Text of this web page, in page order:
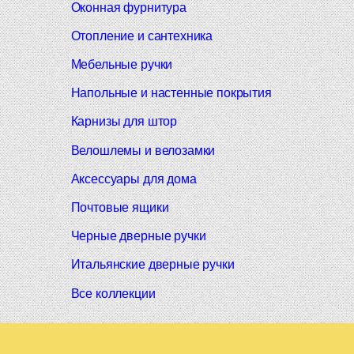
Оконная фурнитура
Отопление и сантехника
Мебельные ручки
Напольные и настенные покрытия
Карнизы для штор
Велошлемы и велозамки
Аксессуары для дома
Почтовые ящики
Черные дверные ручки
Итальянские дверные ручки
Все коллекции